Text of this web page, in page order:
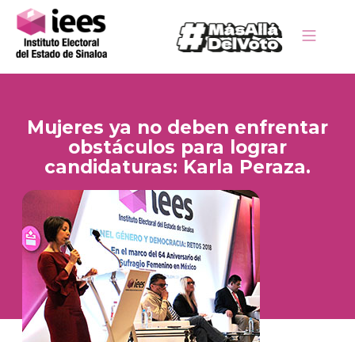
Mujeres ya no deben enfrentar
obstáculos para lograr
candidaturas: Karla Peraza.